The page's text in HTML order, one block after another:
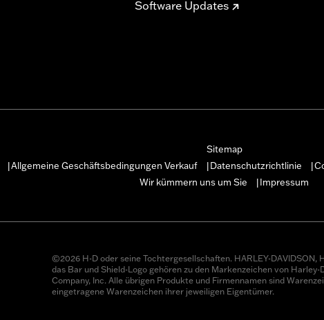
Software Updates
Sitemap
Allgemeine Geschäftsbedingungen Verkauf Datenschutzrichtlinie
Wir kümmern uns um Sie
Impressum
©2026 H-D oder seine Tochtergesellschaften. HARLEY-DAVIDSON,
das Bar und Shield-Logo gehören zu den Markenzeichen von
Company, Inc. Alle übrigen Produkte und Firmennamen sind
eingetragene Warenzeichen ihrer jeweiligen Eigentümer.